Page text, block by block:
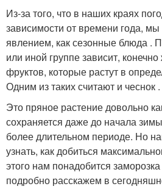
Из-за того, что в наших краях
зависимости от времени года,
явлением, как сезонные блюда .
или иной группе зависит,
фруктов, которые растут в
Одним из таких считают и чеснок .
Это пряное растение довольно
сохраняется даже до начала
более длительном периоде. Но
узнать, как добиться
этого нам понадобится
подробно расскажем в